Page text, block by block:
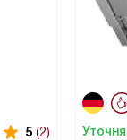
5 (2)